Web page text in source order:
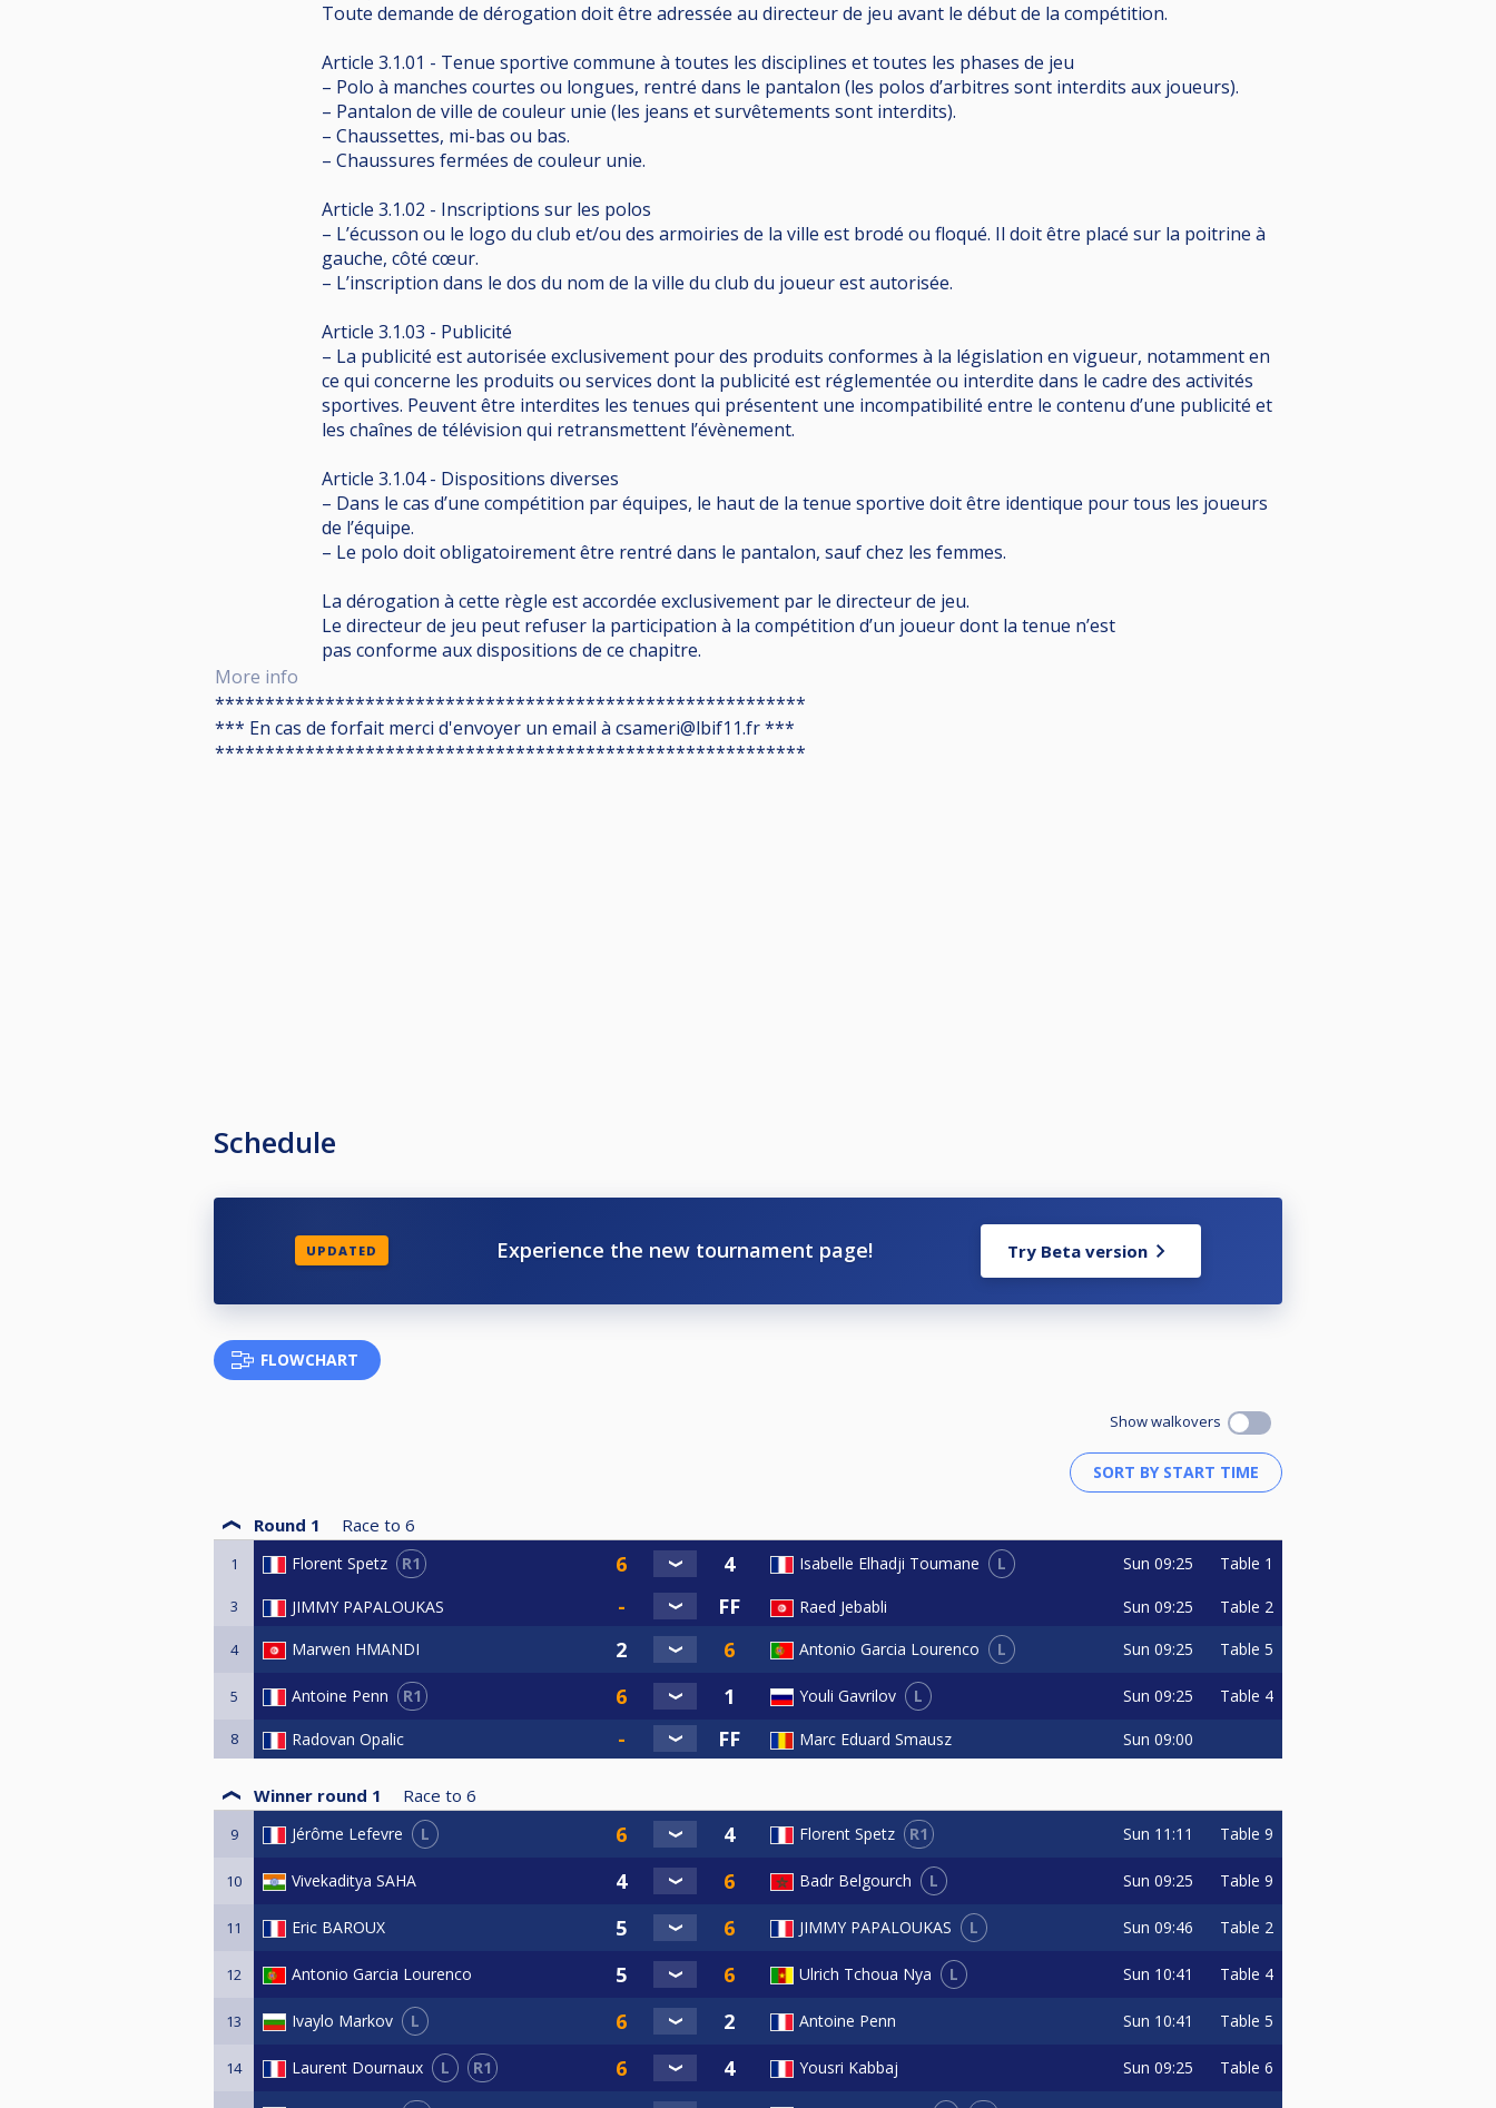
Toute demande de dérogation doit être adressée au directeur de jeu avant le début de la compétition.
Article 3.1.01 - Tenue sportive commune à toutes les disciplines et toutes les phases de jeu
– Polo à manches courtes ou longues, rentré dans le pantalon (les polos d’arbitres sont interdits aux joueurs).
– Pantalon de ville de couleur unie (les jeans et survêtements sont interdits).
– Chaussettes, mi-bas ou bas.
– Chaussures fermées de couleur unie.
Article 3.1.02 - Inscriptions sur les polos
– L’écusson ou le logo du club et/ou des armoiries de la ville est brodé ou floqué. Il doit être placé sur la poitrine à
gauche, côté cœur.
– L’inscription dans le dos du nom de la ville du club du joueur est autorisée.
Article 3.1.03 - Publicité
– La publicité est autorisée exclusivement pour des produits conformes à la législation en vigueur, notamment en
ce qui concerne les produits ou services dont la publicité est réglementée ou interdite dans le cadre des activités
sportives. Peuvent être interdites les tenues qui présentent une incompatibilité entre le contenu d’une publicité et
les chaînes de télévision qui retransmettent l’évènement.
Article 3.1.04 - Dispositions diverses
– Dans le cas d’une compétition par équipes, le haut de la tenue sportive doit être identique pour tous les joueurs
de l’équipe.
– Le polo doit obligatoirement être rentré dans le pantalon, sauf chez les femmes.
La dérogation à cette règle est accordée exclusivement par le directeur de jeu.
Le directeur de jeu peut refuser la participation à la compétition d’un joueur dont la tenue n’est
pas conforme aux dispositions de ce chapitre.
More info
***********************************************************
*** En cas de forfait merci d'envoyer un email à csameri@lbif11.fr ***
***********************************************************
Schedule
UPDATED Experience the new tournament page! Try Beta version
FLOWCHART
Show walkovers
Round 1 Race to 6
1 Florent Spetz R1 Isabelle Elhadji Toumane L Sun 09:25 Table 1
3 JIMMY PAPALOUKAS Raed Jebabli Sun 09:25 Table 2
4 Marwen HMANDI Antonio Garcia Lourenco L Sun 09:25 Table 5
5 Antoine Penn R1 Youli Gavrilov L Sun 09:25 Table 4
8 Radovan Opalic Marc Eduard Smausz Sun 09:00
Winner round 1 Race to 6
9 Jérôme Lefevre L Florent Spetz R1 Sun 11:11 Table 9
10 Vivekaditya SAHA Badr Belgourch L Sun 09:25 Table 9
11 Eric BAROUX JIMMY PAPALOUKAS L Sun 09:46 Table 2
12 Antonio Garcia Lourenco Ulrich Tchoua Nya L Sun 10:41 Table 4
13 Ivaylo Markov L Antoine Penn Sun 10:41 Table 5
14 Laurent Dournaux L R1 Yousri Kabbaj Sun 09:25 Table 6